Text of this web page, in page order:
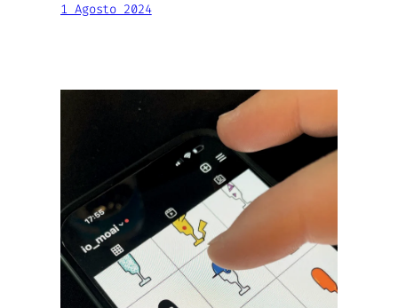
1 Agosto 2024